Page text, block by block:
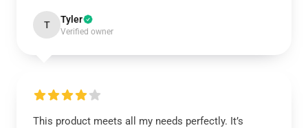
T Tyler
Verified owner
This product meets all my needs perfectly. It’s